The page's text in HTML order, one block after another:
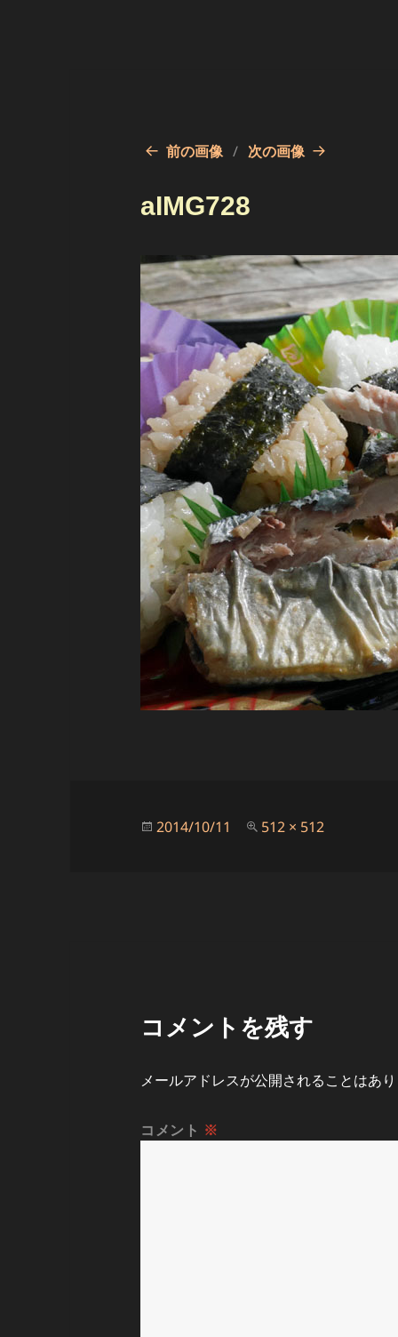
前の画像 次の画像
aIMG728
投
2014/10/11
フ
512 × 512
コメントを残す
メールアドレスが公開されることはあり
コメント ※